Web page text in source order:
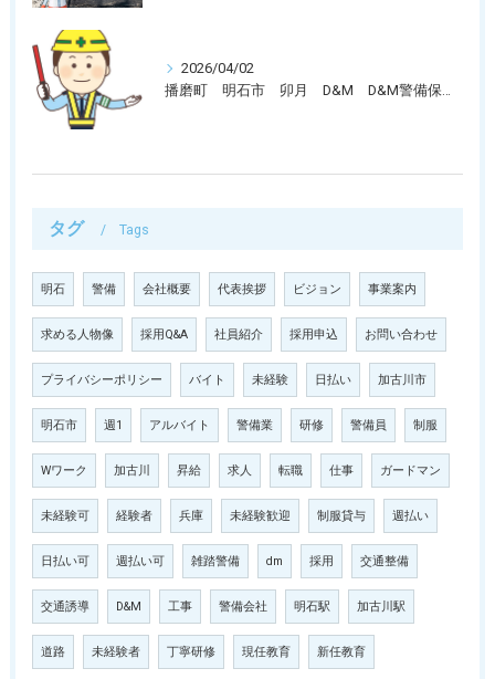
2026/04/02
タグ Tags
明石 警備 会社概要 代表挨拶 ビジョン 事業案内
求める人物像 採用Q&A 社員紹介 採用申込 お問い合わせ
プライバシーポリシー バイト 未経験 日払い 加古川市
明石市 週1 アルバイト 警備業 研修 警備員 制服
Wワーク 加古川 昇給 求人 転職 仕事 ガードマン
未経験可 経験者 兵庫 未経験歓迎 制服貸与 週払い
日払い可 週払い可 雑踏警備 dm 採用 交通整備
交通誘導 D&M 工事 警備会社 明石駅 加古川駅
道路 未経験者 丁寧研修 現任教育 新任教育